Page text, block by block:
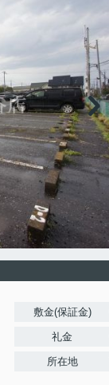
敷金(保証金)
礼金
所在地